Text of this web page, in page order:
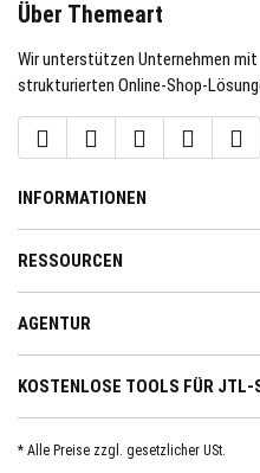
Über Themeart
Wir unterstützen Unternehmen
strukturierten Online-Shop-
INFORMATIONEN
RESSOURCEN
AGENTUR
KOSTENLOSE TOOLS FÜR JTL-
* Alle Preise zzgl. gesetzlicher USt.